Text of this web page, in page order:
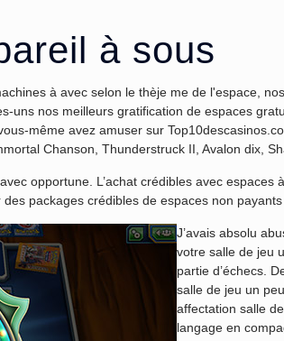
à sous
à avec selon le thèje me de l'espace,
uns nos meilleurs gratification de espaces
même avez amuser sur
Chanson, Thunderstruck II, Avalon dix,
opportune. L’achat crédibles avec
packages crédibles de espaces non payants
J’avais absolu
votre salle de jeu
partie d’échecs.
salle de jeu un
affectation salle
langage en